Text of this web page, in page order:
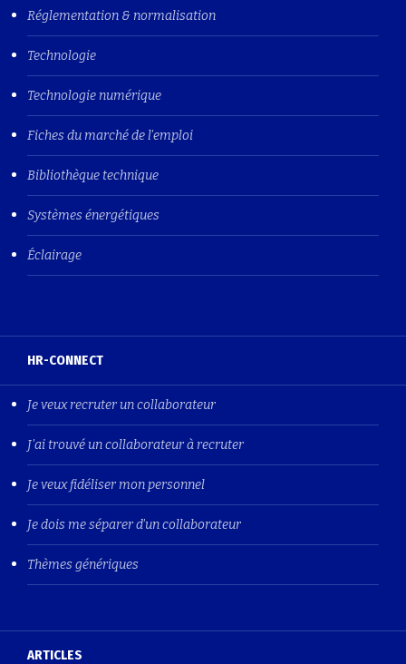
Réglementation & normalisation
Technologie
Technologie numérique
Fiches du marché de l'emploi
Bibliothèque technique
Systèmes énergétiques
Éclairage
HR-CONNECT
Je veux recruter un collaborateur
J'ai trouvé un collaborateur à recruter
Je veux fidéliser mon personnel
Je dois me séparer d'un collaborateur
Thèmes génériques
ARTICLES